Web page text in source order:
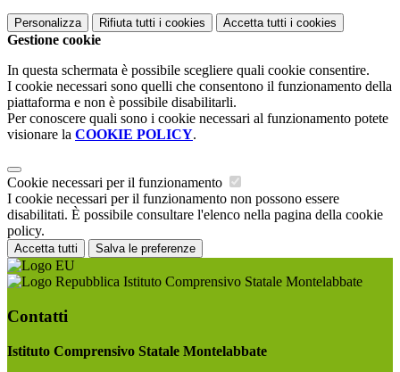
Personalizza Rifiuta tutti i cookies Accetta tutti i cookies
Gestione cookie
In questa schermata è possibile scegliere quali cookie consentire.
I cookie necessari sono quelli che consentono il funzionamento della
piattaforma e non è possibile disabilitarli.
Per conoscere quali sono i cookie necessari al funzionamento potete
visionare la COOKIE POLICY.
Cookie necessari per il funzionamento
I cookie necessari per il funzionamento non possono essere
disabilitati. È possibile consultare l'elenco nella pagina della cookie
policy.
Accetta tutti Salva le preferenze
Istituto Comprensivo Statale Montelabbate
Contatti
Istituto Comprensivo Statale Montelabbate